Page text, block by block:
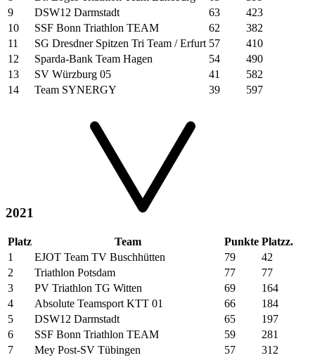
9
DSW12 Darmstadt 63
423
10
SSF Bonn Triathlon TEAM 62
382
11
SG Dresdner Spitzen Tri Team / Erfurt 57
410
12
Sparda-Bank Team Hagen 54
490
13
SV Würzburg 05 41
582
14
Team SYNERGY 39 597
2021
Platz Team Punkte Platzz.
1
EJOT Team TV Buschhütten 79
42
2
Triathlon Potsdam 77
77
3
PV Triathlon TG Witten 69
164
4
Absolute Teamsport KTT 01 66
184
5
DSW12 Darmstadt 65
197
6
SSF Bonn Triathlon TEAM 59
281
7
Mey Post-SV Tübingen 57
312